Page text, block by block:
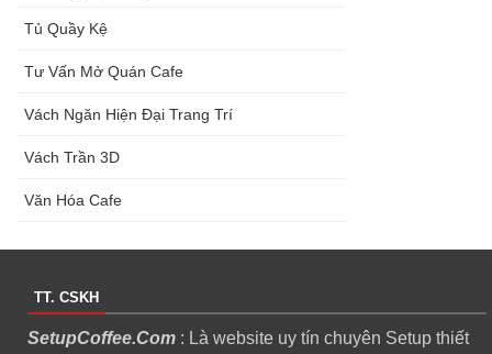
Tủ Quầy Kệ
Tư Vấn Mở Quán Cafe
Vách Ngăn Hiện Đại Trang Trí
Vách Trần 3D
Văn Hóa Cafe
TT. CSKH
SetupCoffee.Com : Là website uy tín chuyên Setup thiết